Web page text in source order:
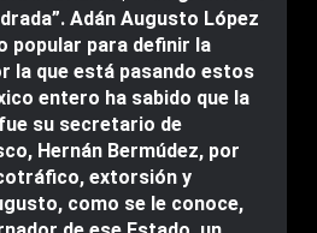
Adán Augusto López
popular para definir la
la que está pasando estos
entero ha sabido que la
su secretario de
Hernán Bermúdez, por
extorsión y
como se le conoce,